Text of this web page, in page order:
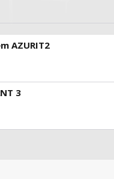
AZURIT2
3